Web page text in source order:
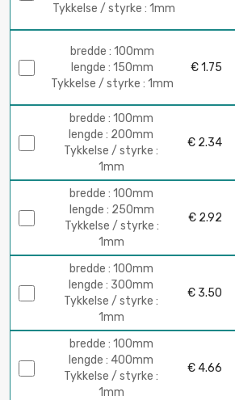
Tykkelse / styrke : 1mm
bredde : 100mm
lengde : 150mm
Tykkelse / styrke : 1mm
€ 1.75
bredde : 100mm
lengde : 200mm
Tykkelse / styrke :
1mm
€ 2.34
bredde : 100mm
lengde : 250mm
Tykkelse / styrke :
1mm
€ 2.92
bredde : 100mm
lengde : 300mm
Tykkelse / styrke :
1mm
€ 3.50
bredde : 100mm
lengde : 400mm
Tykkelse / styrke :
1mm
€ 4.66